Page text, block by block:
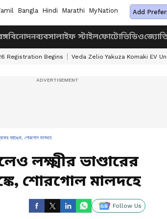
Bangla Hindi Marathi MyNation Add
বিনোদনব্যবসালাইফ স্টাইলফোটোভিডিও
Registration Begins Veda Zelio Yakuza Komaki EV
ব্যাঙ্কে, শোরগোল মালদহে
লক্ষ্মীর ভাণ্ডারের
শোরগোল মালদহে
Follow Us